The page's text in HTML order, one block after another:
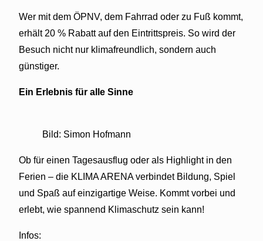
Wer mit dem ÖPNV, dem Fahrrad oder zu Fuß kommt,
erhält 20 % Rabatt auf den Eintrittspreis. So wird der
Besuch nicht nur klimafreundlich, sondern auch
günstiger.
Ein Erlebnis für alle Sinne
Bild: Simon Hofmann
Ob für einen Tagesausflug oder als Highlight in den
Ferien – die KLIMA ARENA verbindet Bildung, Spiel
und Spaß auf einzigartige Weise. Kommt vorbei und
erlebt, wie spannend Klimaschutz sein kann!
Infos: